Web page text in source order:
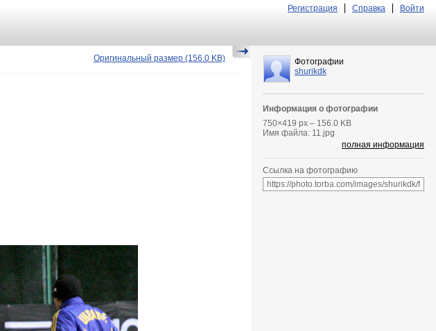
Регистрация Справка Войти
Оригинальный размер (156.0 KB)
Фотографии
shurikdk
Информация о фотографии
750×419 px – 156.0 KB
Имя файла: 11.jpg
полная информация
Ссылка на фотографию